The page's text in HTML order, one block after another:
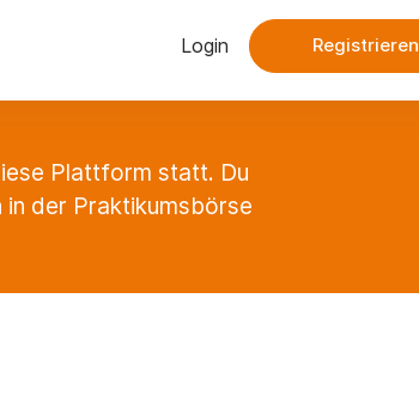
Login Registrieren
Plattform statt. Du
der Praktikumsbörse